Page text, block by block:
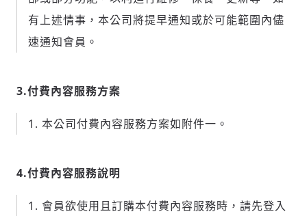
有上述情事，本公司將提早通知或於可能範圍內儘
速通知會員。
3.付費內容服務方案
本公司付費內容服務方案如附件一。
4.付費內容服務說明
會員欲使用且訂購本付費內容服務時，請先登入